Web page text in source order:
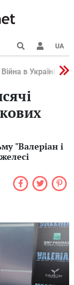
UA
Війна в Україні 2022
"Валеріан і